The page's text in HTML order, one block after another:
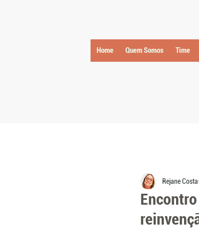
Home Quem Somos Time
Rejane Costa